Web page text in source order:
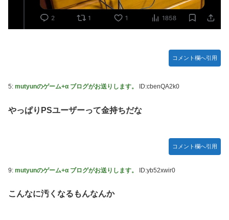
【艦これ】 募：ヴィスビィの触媒
やるやらでっきーのクラス転移ダンジョンサバイバル・闇鍋
【画像】『金田一少年の事件簿』で好きな死体ランキング１
台裏2 土産物市・当日」
ソフトの入れ替えなんて10秒で済むのにそれを面倒くさいと
かDL版選ぶ理由だわとかなんなんアホなのか
広島県知事ら「核抑止論、根本的におかしい。軍拡競争を助
コメント欄へ引用
5: mutyunのゲーム+α ブログがお送りします。 ID:cbenQA2k0
やっぱりPSユーザーって金持ちだな
コメント欄へ引用
9: mutyunのゲーム+α ブログがお送りします。 ID:yb52xwir0
こんなに汚くなるもんなんか